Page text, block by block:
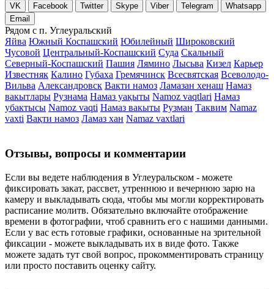
VK Facebook Twitter Skype Viber Telegram
Whatsapp
Email
Рядом с п. Углеуральский
Яйва Южный Коспашский Юбилейный Широковский
Чусовой Центральный-Коспашский Суда Скальный
Северный-Коспашский Пашия Лямино Лысьва Кизел Карьер
Известняк Калино Губаха Гремячинск Всесвятская Всеволодо-
Вильва Александровск Вакти намоз Ламазан хенаш Намаз
вакытлары Рузнама Намаз уақыты Namoz vaqtlari Намаз
убактысы Namoz vaqti Намаз вакыты Рузман Таквим Namaz
vaxti Вақти намоз Ламаз хан Namaz vaxtlari
Отзывы, вопросы и комментарии
Если вы ведете наблюдения в Углеуральском - можете
фиксировать закат, рассвет, утреннюю и вечернюю зарю на
камеру и выкладывать сюда, чтобы мы могли корректировать
расписание молитв. Обязательно включайте отображение
времени в фотографии, чтоб сравнить его с нашими данными.
Если у вас есть готовые графики, основанные на зрительной
фиксации - можете выкладывать их в виде фото. Также
можете задать тут свой вопрос, прокомментировать страницу
или просто поставить оценку сайту.